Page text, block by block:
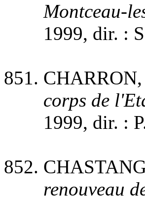
Montceau-
1999, dir. :
CHARRON,
corps de
1999, dir. :
renouveau